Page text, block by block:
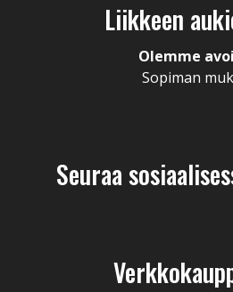
Liikkeen
Olemme
Sopiman
Seuraa